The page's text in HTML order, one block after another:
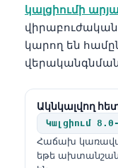
կալցիումի
կարող են
Ակնկալվող
Կալցիում
Հաճախ
եթե